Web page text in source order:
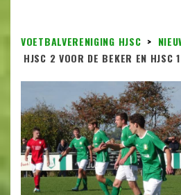
VOETBALVERENIGING HJSC >
HJSC 2 VOOR DE BEKER EN HJSC